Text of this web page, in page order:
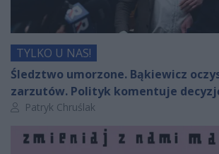
TYLKO U NAS!
Śledztwo umorzone. Bąkiewicz
zarzutów. Polityk komentuje
Autor artykułu:
Patryk Chruślak